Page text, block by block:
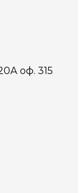
оф. 315